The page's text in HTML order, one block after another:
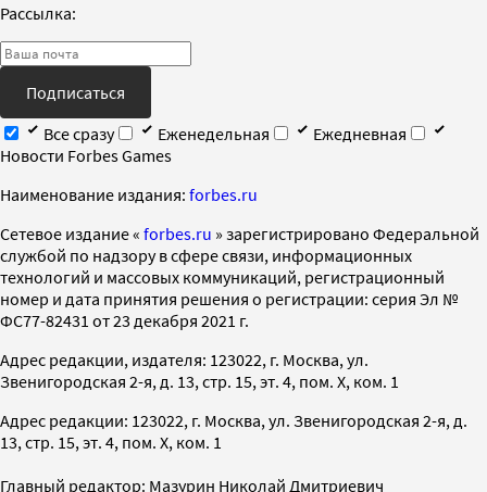
Рассылка:
Подписаться
Все сразу
Еженедельная
Ежедневная
Новости Forbes Games
Наименование издания: forbes.ru
Cетевое издание « forbes.ru » зарегистрировано Федеральной
службой по надзору в сфере связи, информационных
технологий и массовых коммуникаций, регистрационный
номер и дата принятия решения о регистрации: серия Эл №
ФС77-82431 от 23 декабря 2021 г.
Адрес редакции, издателя: 123022, г. Москва, ул.
Звенигородская 2-я, д. 13, стр. 15, эт. 4, пом. X, ком. 1
Адрес редакции: 123022, г. Москва, ул. Звенигородская 2-я, д.
13, стр. 15, эт. 4, пом. X, ком. 1
Главный редактор: Мазурин Николай Дмитриевич